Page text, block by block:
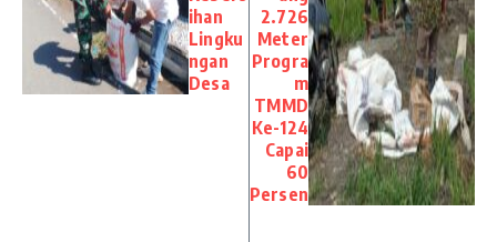
ihan
Lingku
ngan
Desa
2.726
Meter
Progra
m
TMMD
Ke-124
Capai
60
Persen